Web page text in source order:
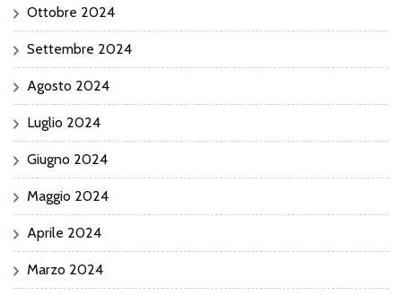
Ottobre 2024
Settembre 2024
Agosto 2024
Luglio 2024
Giugno 2024
Maggio 2024
Aprile 2024
Marzo 2024